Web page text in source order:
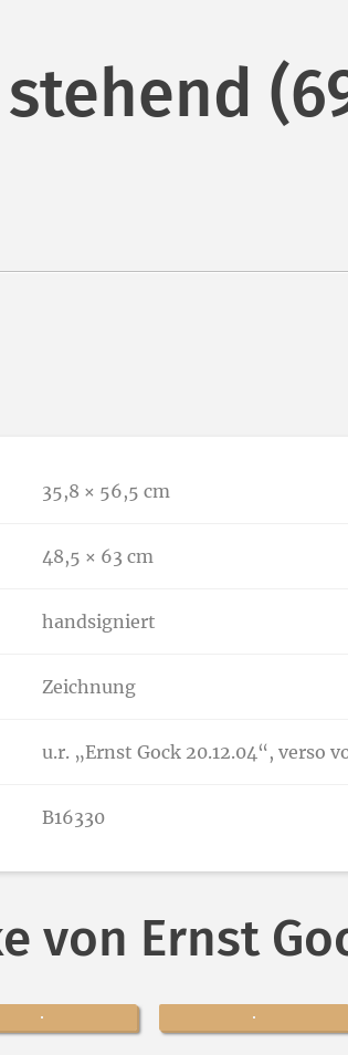
35,8 × 56,5 cm
48,5 × 63 cm
handsigniert
Zeichnung
u.r. „Ernst Gock 20.12.04“, verso
B16330
von Ernst